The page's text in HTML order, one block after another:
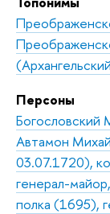
Персоны
Автамон
03.07.1720),
генерал-
полка (1695),